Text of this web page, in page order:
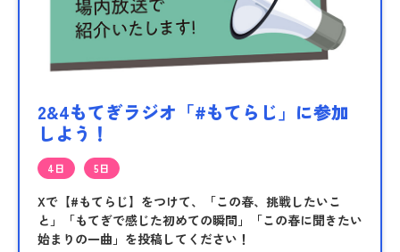
2&4もてぎラジオ「#もてらじ」に参加
しよう！
4日 5日
Xで【#もてらじ】をつけて、「この春、挑戦したいこ
と」「もてぎで感じた初めての瞬間」「この春に聞きたい
始まりの一曲」を投稿してください！